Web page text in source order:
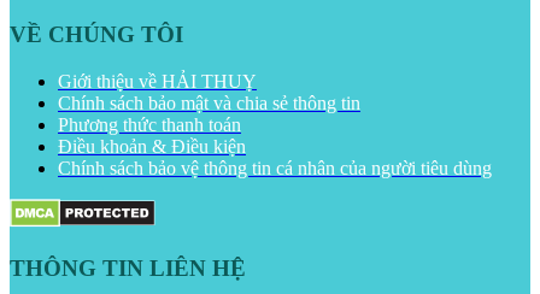
VỀ CHÚNG TÔI
Giới thiệu về HẢI THUỴ
Chính sách bảo mật và chia sẻ thông tin
Phương thức thanh toán
Điều khoản & Điều kiện
Chính sách bảo vệ thông tin cá nhân của người tiêu dùng
THÔNG TIN LIÊN HỆ